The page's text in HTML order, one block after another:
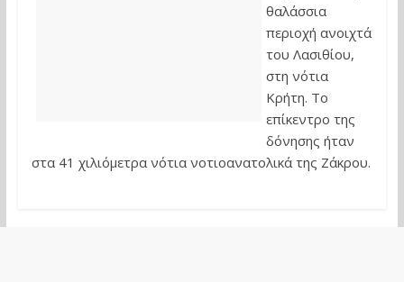
θαλάσσια
περιοχή ανοιχτά
του Λασιθίου,
στη νότια
Κρήτη. Το
επίκεντρο της
δόνησης ήταν
στα 41 χιλιόμετρα νότια νοτιοανατολικά της Ζάκρου.